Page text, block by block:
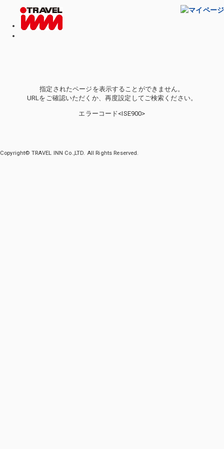
指定されたページを表示することができません。
URLをご確認いただくか、再度設定してご検索ください。
エラーコード<ISE900>
Copyright© TRAVEL INN Co.,LTD. All Rights Reserved.